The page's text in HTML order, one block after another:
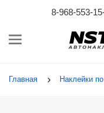
8-968-553-
Главная Наклейки